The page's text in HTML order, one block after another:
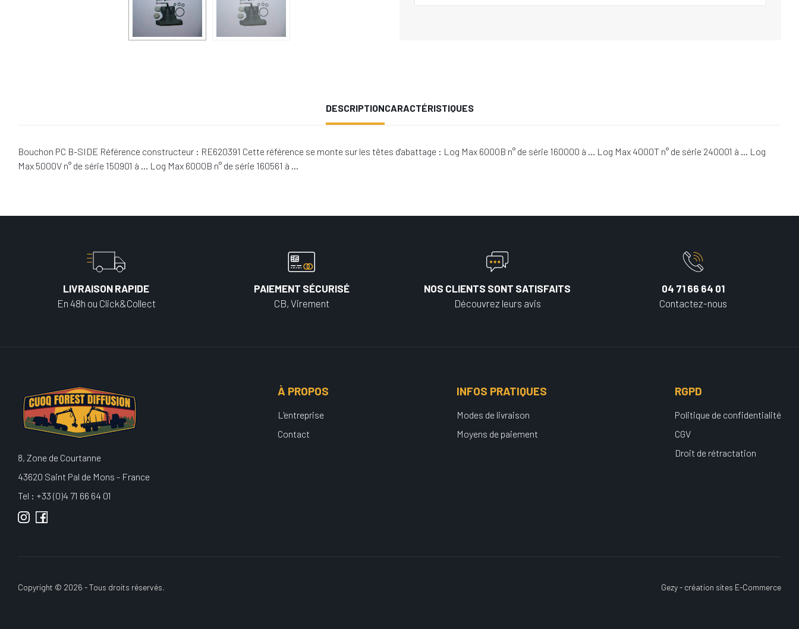
DESCRIPTIONCARACTÉRISTIQUES
Bouchon PC B-SIDE Référence constructeur : RE620391 Cette référence se monte sur les têtes d'abattage : Log Max 6000B n° de série 160000 à … Log Max 4000T n° de série 240001 à … Log
Max 5000V n° de série 150901 à … Log Max 6000B n° de série 160561 à …
LIVRAISON RAPIDE
En 48h ou Click&Collect
PAIEMENT SÉCURISÉ
CB, Virement
NOS CLIENTS SONT SATISFAITS
Découvrez leurs avis
04 71 66 64 01
Contactez-nous
8, Zone de Courtanne
43620 Saint Pal de Mons - France
Tel : +33 (0)4 71 66 64 01
À PROPOS
L'entreprise
Contact
INFOS PRATIQUES
Modes de livraison
Moyens de paiement
RGPD
Politique de confidentialité
CGV
Droit de rétractation
Copyright © 2026 - Tous droits réservés. Gezy - création sites E-Commerce